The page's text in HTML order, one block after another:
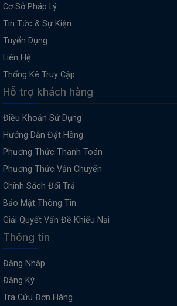
Cơ Sở Pháp Lý
Tin Tức & Sự Kiện
Tuyển Dụng
Liên Hệ
Thống Kê Truy Cập
Hỗ trợ khách hàng
Điều Khoản Sử Dụng
Hướng Dẫn Đặt Hàng
Phương Thức Thanh Toán
Phương Thức Vận Chuyển
Chính Sách Đổi Trả
Bảo Mật Thông Tin
Giải Quyết Vấn Đề Khiếu Nại
Thông tin
Đăng Nhập
Đăng Ký
Tra Cứu Đơn Hàng